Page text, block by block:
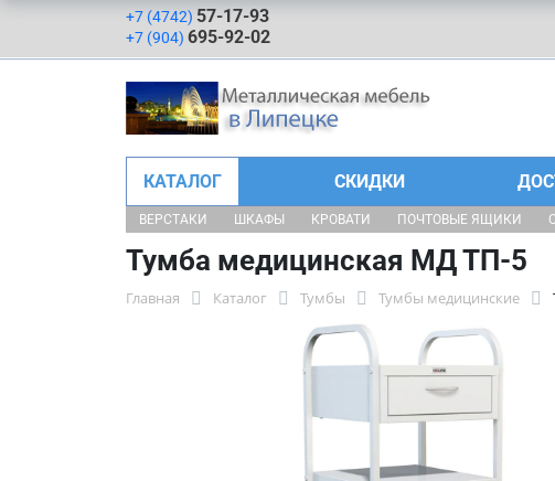
+7 (4742) 57-17-93
+7 (904) 695-92-02
КАТАЛОГ СКИДКИ
ВЕРСТАКИ ШКАФЫ КРОВАТИ ПОЧТОВЫЕ ЯЩИКИ
Тумба медицинская МД ТП-5
Главная Каталог Тумбы Тумбы медицинские